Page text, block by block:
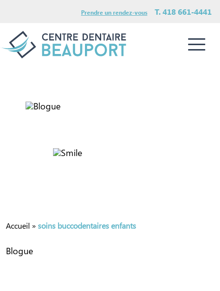
Prendre un rendez-vous T. 418 661-4441
Accueil »soins buccodentaires enfants
Blogue